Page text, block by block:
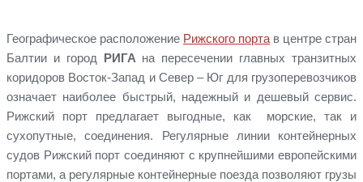
Географическое расположение Рижского порта в центре стран
Балтии и город РИГА на пересечении главных транзитных
коридоров Восток-Запад и Север – Юг для грузоперевозчиков
означает наиболее быстрый, надежный и дешевый сервис.
Рижский порт предлагает выгодные, как морские, так и
сухопутные, соединения. Регулярные линии контейнерных
судов Рижский порт соединяют с крупнейшими европейскими
портами, а регулярные контейнерные поезда позволяют грузы